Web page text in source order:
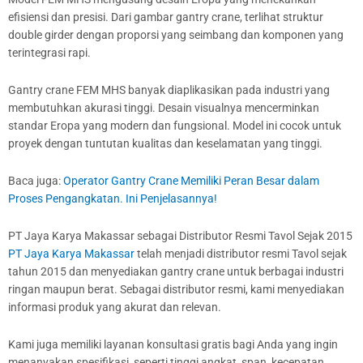
efisiensi dan presisi. Dari gambar gantry crane, terlihat struktur
double girder dengan proporsi yang seimbang dan komponen yang
terintegrasi rapi.
Gantry crane FEM MHS banyak diaplikasikan pada industri yang
membutuhkan akurasi tinggi. Desain visualnya mencerminkan
standar Eropa yang modern dan fungsional. Model ini cocok untuk
proyek dengan tuntutan kualitas dan keselamatan yang tinggi.
Baca juga:Operator Gantry Crane Memiliki Peran Besar dalam
Proses Pengangkatan. Ini Penjelasannya!
PT Jaya Karya Makassar sebagai Distributor Resmi Tavol Sejak 2015
PT Jaya Karya Makassartelah menjadi distributor resmi Tavol sejak
tahun 2015 dan menyediakan gantry crane untuk berbagai industri
ringan maupun berat. Sebagai distributor resmi, kami menyediakan
informasi produk yang akurat dan relevan.
Kami juga memiliki layanan konsultasi gratis bagi Anda yang ingin